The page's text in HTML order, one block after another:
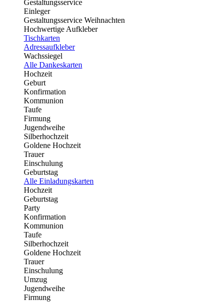
Gestaltungsservice
Einleger
Gestaltungsservice Weihnachten
Hochwertige Aufkleber
Tischkarten
Adressaufkleber
Wachssiegel
Alle Dankeskarten
Hochzeit
Geburt
Konfirmation
Kommunion
Taufe
Firmung
Jugendweihe
Silberhochzeit
Goldene Hochzeit
Trauer
Einschulung
Geburtstag
Alle Einladungskarten
Hochzeit
Geburtstag
Party
Konfirmation
Kommunion
Taufe
Silberhochzeit
Goldene Hochzeit
Trauer
Einschulung
Umzug
Jugendweihe
Firmung